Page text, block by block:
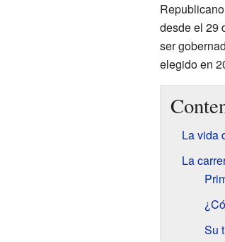
desde el 29
ser
elegido en
La vida
La
Su